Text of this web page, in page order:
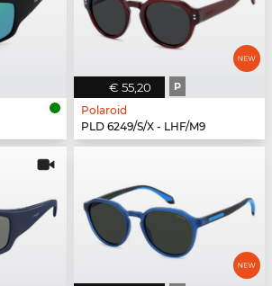
€ 55,20 P
Polaroid
PLD 6249/S/X - LHF/M9